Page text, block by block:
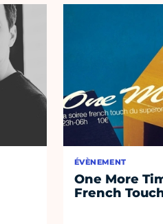
ÉVÈNEMENT
One More
French